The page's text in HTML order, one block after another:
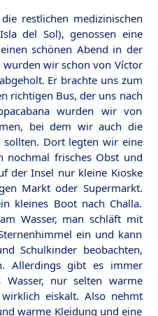
restlichen medizinischen
del Sol), genossen eine
schönen Abend in der
wurden wir schon von Víctor
Er brachte uns zum
richtigen Bus, der uns nach
wurden wir von
bei dem wir auch die
sollten. Dort legten wir eine
nochmal frisches Obst und
der Insel nur kleine Kioske
Markt oder Supermarkt.
kleines Boot nach Challa.
Wasser, man schläft mit
ein und kann
Schulkinder beobachten,
Allerdings gibt es immer
nur selten warme
eiskalt. Also nehmt
warme Kleidung und eine